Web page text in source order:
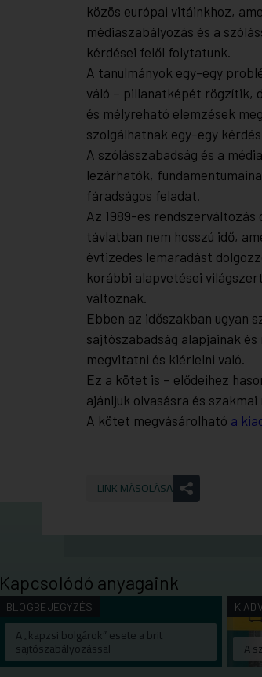
közös európai vitáinkhoz,
médiaszabályozás és a
kérdései felől folytatunk.
A tanulmányok egy-egy
váló – pillanatképét rögzítik,
és mélyreható elemzések
szolgálhatnak egy-egy
A szólásszabadság és a
lezárhatók,
fáradságos feladat.
Az 1989-es
távlatban nem hosszú idő,
évtizedes lemaradást
korábbi alapvetései
változnak.
Ebben az időszakban ugyan
sajtószabadság alapjainak
megvitatni és kiérlelni való.
Ez a kötet is – elődeihez
ajánljuk olvasásra és
A kötet megvásárolható a
LINK MÁSOLÁSA
Kapcsolódó anyagaink
BLOGBEJEGYZÉS
A „kapzsi bolgárok” esete a brit
sajtószabályozással A